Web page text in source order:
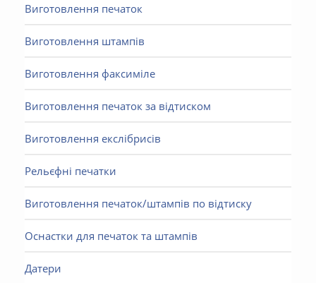
Виготовлення печаток
Виготовлення штампів
Виготовлення факсиміле
Виготовлення печаток за відтиском
Виготовлення екслібрисів
Рельєфні печатки
Виготовлення печаток/штампів по відтиску
Оснастки для печаток та штампів
Датери